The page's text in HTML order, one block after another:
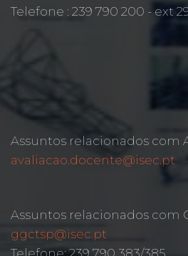
Telefone : 239 790 200 - ext
Assuntos relacionados com
avaliacao.docente@isec.pt
Assuntos relacionados com
ggctsp@isec.pt
Telefone: 239 790 383/385